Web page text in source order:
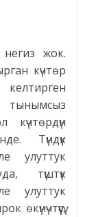
жок.
күчтөр
тынымсыз
Түндүк
улуттук
түштүк
улуттук